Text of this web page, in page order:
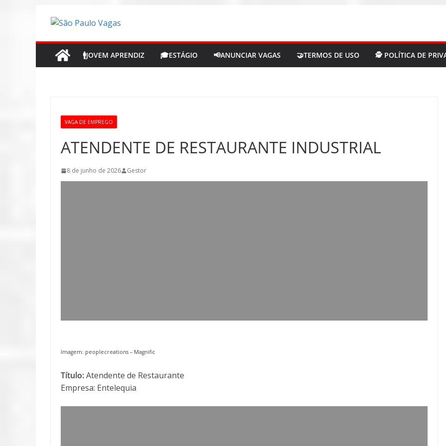
para
conteúdo
🚹JOVEM APRENDIZ 🎓ESTÁGIO 📢ANUNCIAR VAGAS 🤝TERMOS DE USO 🕵 POLÍTICA DE
VAGA DE EMPREGO
ATENDENTE DE RESTAURANTE INDUSTRIAL
8 de junho de 2026 Gestor
Imagem: peoplecreations – Magnific
Título:Atendente de Restaurante
Empresa: Entelequia